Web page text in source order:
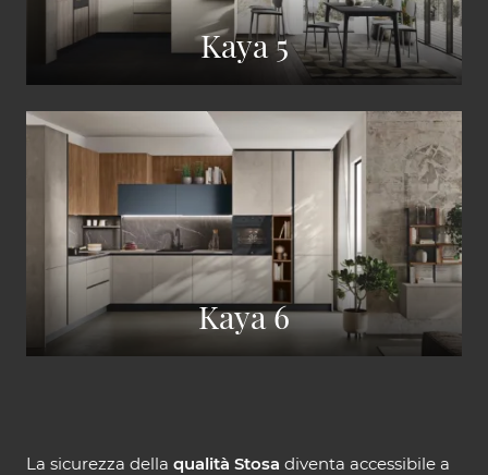
Kaya 5
Kaya 6
La sicurezza della qualità Stosa diventa accessibile a